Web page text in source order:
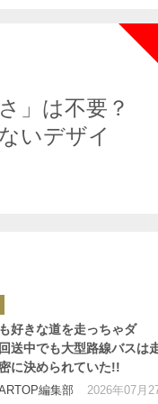
」は不要？
いデザイ
好きな道を走っちゃダ
送中でも大型路線バスは
に決められていた!!
編集部 2026年07月